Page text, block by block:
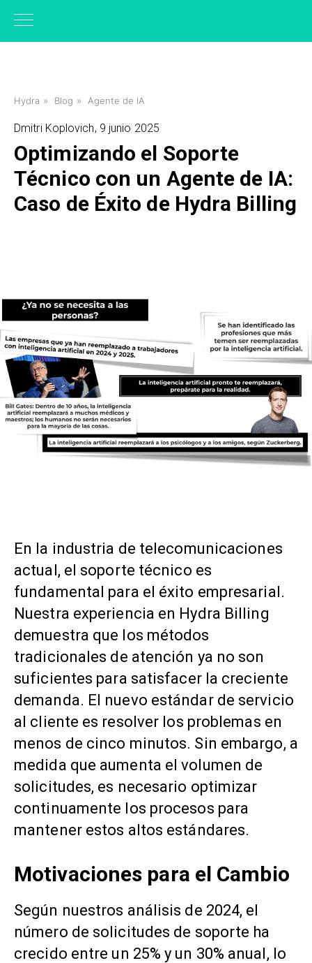
Hydra » Blog » Agente de IA
Dmitri Koplovich, 9 junio 2025
Optimizando el Soporte
Técnico con un Agente de IA:
Caso de Éxito de Hydra Billing
En la industria de telecomunicaciones
actual, el soporte técnico es
fundamental para el éxito empresarial.
Nuestra experiencia en Hydra Billing
demuestra que los métodos
tradicionales de atención ya no son
suficientes para satisfacer la creciente
demanda. El nuevo estándar de servicio
al cliente es resolver los problemas en
menos de cinco minutos. Sin embargo, a
medida que aumenta el volumen de
solicitudes, es necesario optimizar
continuamente los procesos para
mantener estos altos estándares.
Motivaciones para el Cambio
Según nuestros análisis de 2024, el
número de solicitudes de soporte ha
crecido entre un 25% y un 30% anual, lo